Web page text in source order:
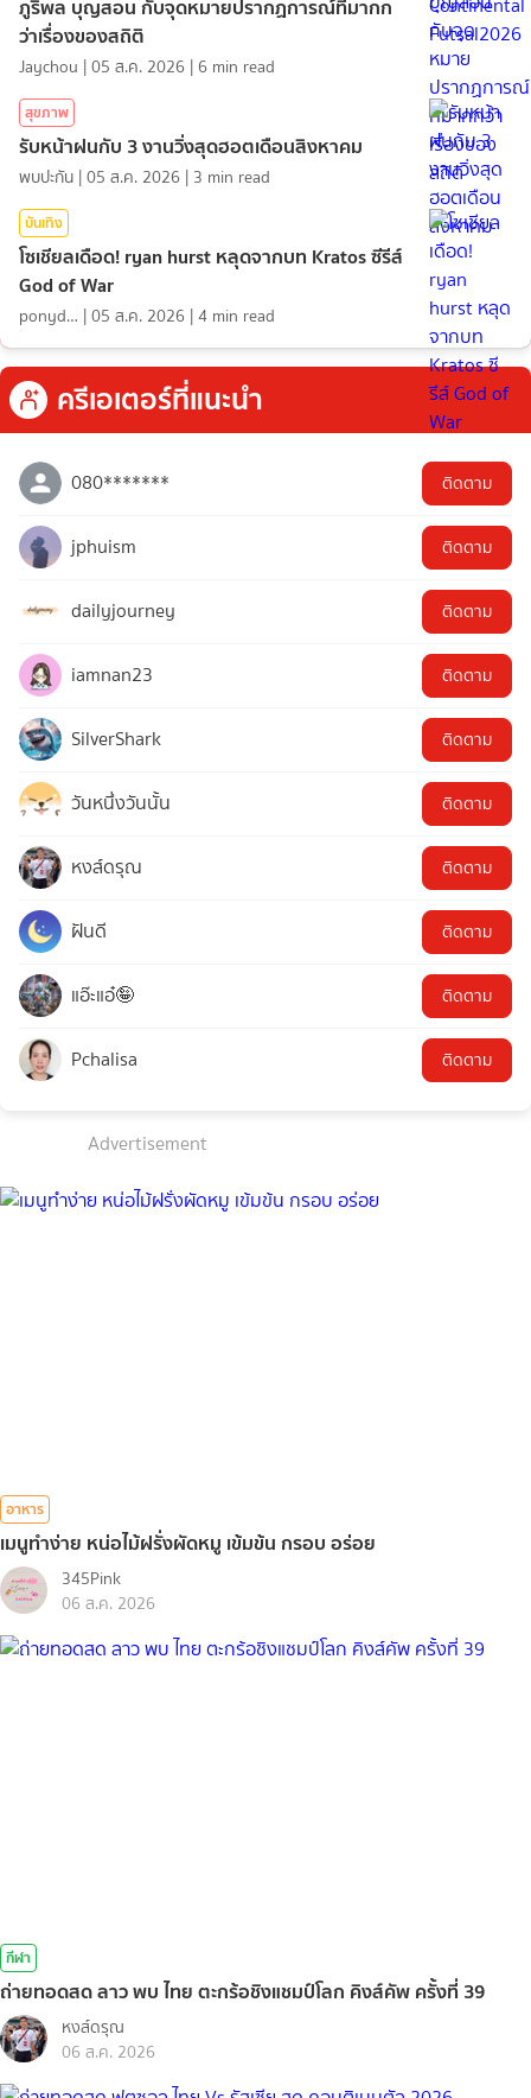
ภูริพล บุญสอน กับจุดหมายปรากฏการณ์ที่มากก
ว่าเรื่องของสถิติ
Jaychou |05 ส.ค. 2026 | 6 min read
สุขภาพ
รับหน้าฝนกับ 3 งานวิ่งสุดฮอตเดือนสิงหาคม
พบปะกัน |05 ส.ค. 2026 | 3 min read
บันเทิง
โซเชียลเดือด! ryan hurst หลุดจากบท Kratos ซีรีส์
God of War
ponydiary |05 ส.ค. 2026 |4 min read
ครีเอเตอร์ที่แนะนำ
080******* ติดตาม
jphuism ติดตาม
dailyjourney ติดตาม
iamnan23 ติดตาม
SilverShark ติดตาม
วันหนึ่งวันนั้น ติดตาม
หงส์ดรุณ ติดตาม
ฝันดี ติดตาม
แอ๊ะแอ๋🤪 ติดตาม
Pchalisa ติดตาม
Advertisement
อาหาร
เมนูทำง่าย หน่อไม้ฝรั่งผัดหมู เข้มข้น กรอบ อร่อย
345Pink
06 ส.ค. 2026
กีฬา
ถ่ายทอดสด ลาว พบ ไทย ตะกร้อชิงแชมป์โลก คิงส์คัพ ครั้งที่ 39
หงส์ดรุณ
06 ส.ค. 2026